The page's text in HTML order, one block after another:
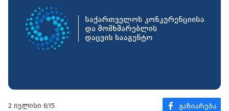
2 ივლისი 6:15